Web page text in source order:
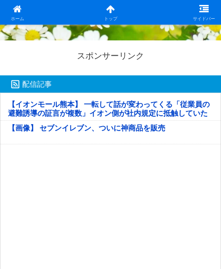
ホーム トップ サイドバー
日本第一！ニュース録
スポンサーリンク
配信記事
【イオンモール熊本】 一転して話が変わってくる「従業員の
避難誘導の証言が複数」イオン側が社内規定に抵触していた
疑い
【画像】 セブンイレブン、ついに神商品を販売